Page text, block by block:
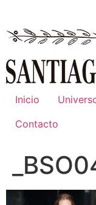
contenido
Inicio
Contacto